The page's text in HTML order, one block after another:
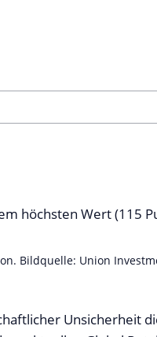
Bildquelle: Union
Unsicherheit